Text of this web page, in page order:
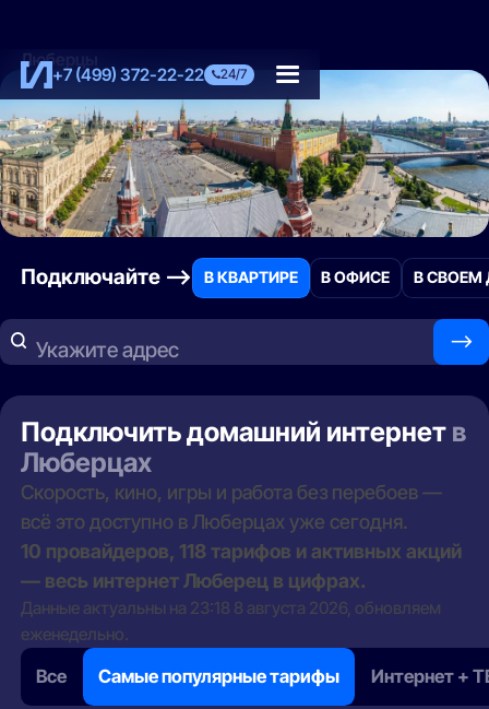
+7 (499) 372-22-22 24/7
Люберцы
Подключайте —> В КВАРТИРЕ В ОФИСЕ В СВОЕМ
Укажите адрес —>
Подключить домашний интернет в
Люберцах
Скорость, кино, игры и работа без перебоев —
всё это доступно в Люберцах уже сегодня.
10 провайдеров, 118 тарифов и активных акций
— весь интернет Люберец в цифрах.
Данные актуальны на 23:18 8 августа 2026, обновляем
еженедельно.
Все Самые популярные тарифы Интернет +